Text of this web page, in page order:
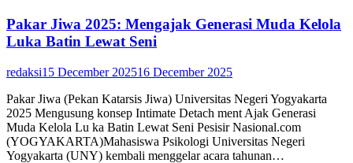
Pakar Jiwa 2025: Mengajak Generasi Muda Kelola
Luka Batin Lewat Seni
redaksi15 December 202516 December 2025
Pakar Jiwa (Pekan Katarsis Jiwa) Universitas Negeri Yogyakarta
2025 Mengusung konsep Intimate Detach ment Ajak Generasi
Muda Kelola Lu ka Batin Lewat Seni Pesisir Nasional.com
(YOGYAKARTA)Mahasiswa Psikologi Universitas Negeri
Yogyakarta (UNY) kembali menggelar acara tahunan…